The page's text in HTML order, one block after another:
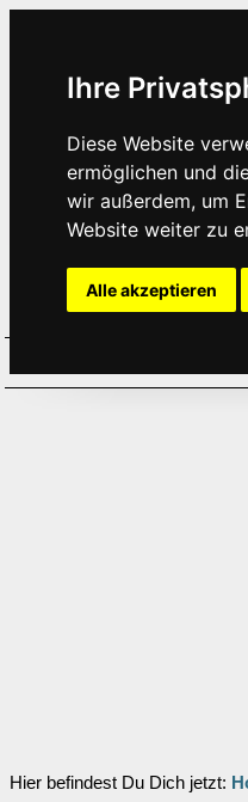
Ihre
Diese Website
ermöglichen und
wir außerdem, um
Website weiter zu
Alle akzeptieren
Hier befindest Du Dich jetzt: